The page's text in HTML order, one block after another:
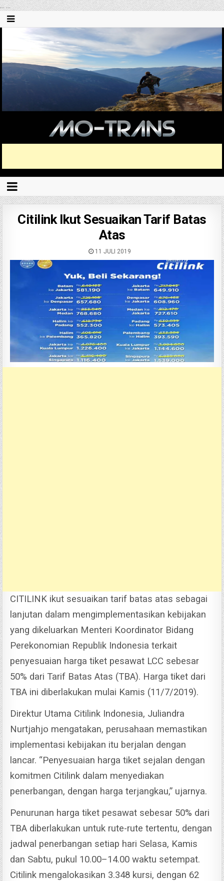
......
Citilink Ikut Sesuaikan Tarif Batas
Atas
11 JULI 2019
CITILINK ikut sesuaikan tarif batas atas sebagai
lanjutan dalam mengimplementasikan kebijakan
yang dikeluarkan Menteri Koordinator Bidang
Perekonomian Republik Indonesia terkait
penyesuaian harga tiket pesawat LCC sebesar
50% dari Tarif Batas Atas (TBA). Harga tiket dari
TBA ini diberlakukan mulai Kamis (11/7/2019).
Direktur Utama Citilink Indonesia, Juliandra
Nurtjahjo mengatakan, perusahaan memastikan
implementasi kebijakan itu berjalan dengan
lancar. “Penyesuaian harga tiket sejalan dengan
komitmen Citilink dalam menyediakan
penerbangan, dengan harga terjangkau,” ujarnya.
Penurunan harga tiket pesawat sebesar 50% dari
TBA diberlakukan untuk rute-rute tertentu, dengan
jadwal penerbangan setiap hari Selasa, Kamis
dan Sabtu, pukul 10.00–14.00 waktu setempat.
Citilink mengalokasikan 3.348 kursi, dengan 62